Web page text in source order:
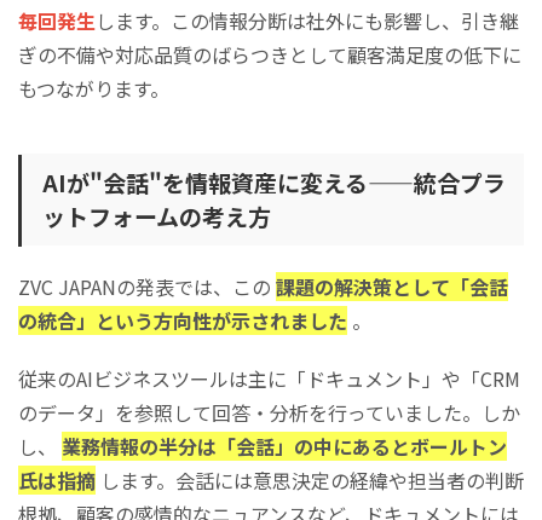
毎回発生します。この情報分断は社外にも影響し、引き継
ぎの不備や対応品質のばらつきとして顧客満足度の低下に
もつながります。
AIが"会話"を情報資産に変える——統合プラ
ットフォームの考え方
ZVC JAPANの発表では、この 課題の解決策として「会話
の統合」という方向性が示されました 。
従来のAIビジネスツールは主に「ドキュメント」や「CRM
のデータ」を参照して回答・分析を行っていました。しか
し、 業務情報の半分は「会話」の中にあるとボールトン
氏は指摘 します。会話には意思決定の経緯や担当者の判断
根拠、顧客の感情的なニュアンスなど、ドキュメントには